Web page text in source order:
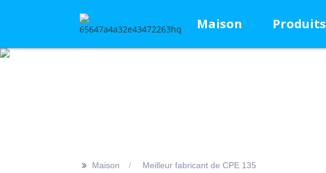
Maison Produits
>> Maison Meilleur fabricant de CPE 135